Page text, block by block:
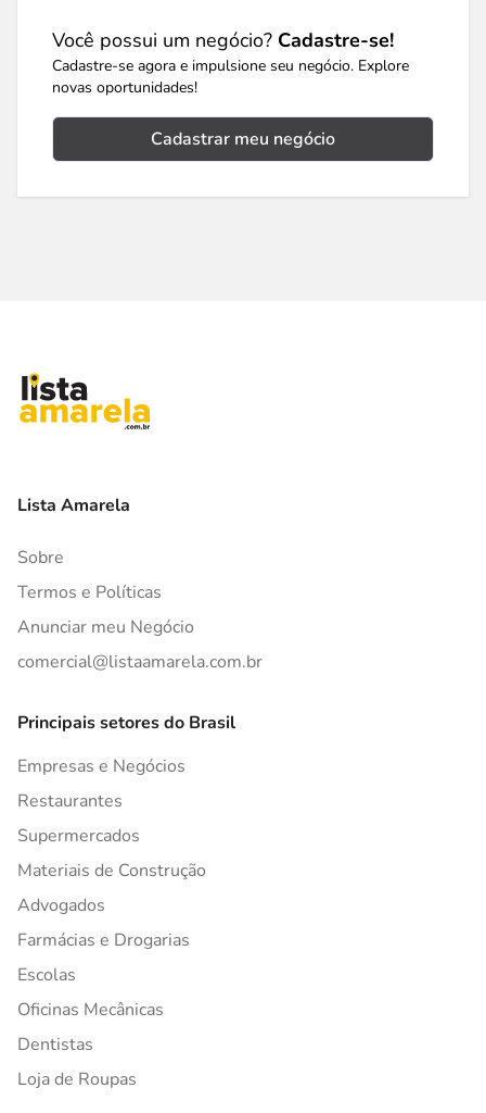
Você possui um negócio? Cadastre-se!
Cadastre-se agora e impulsione seu negócio. Explore
novas oportunidades!
Cadastrar meu negócio
Lista Amarela
Sobre
Termos e Políticas
Anunciar meu Negócio
comercial@listaamarela.com.br
Principais setores do Brasil
Empresas e Negócios
Restaurantes
Supermercados
Materiais de Construção
Advogados
Farmácias e Drogarias
Escolas
Oficinas Mecânicas
Dentistas
Loja de Roupas